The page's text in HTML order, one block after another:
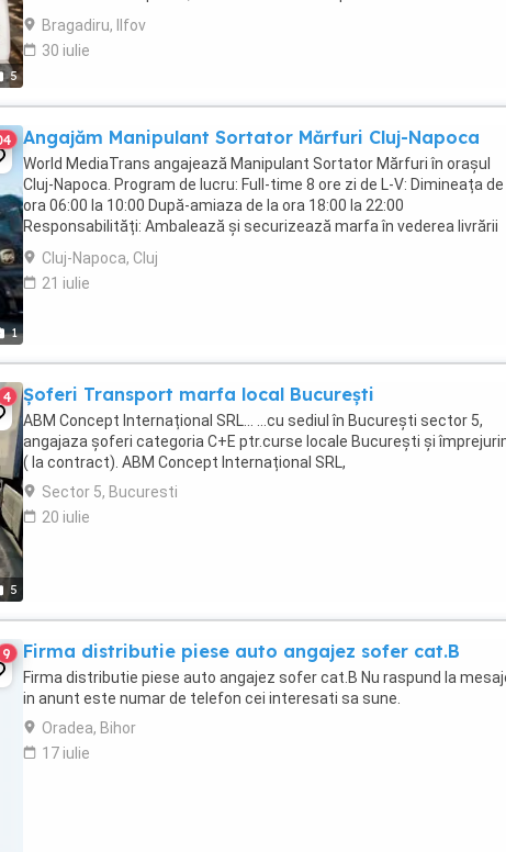
5
la ...
Bragadiru, Ilfov
30 iulie
1
Angajăm Manipulant Sortator Mărfuri Cluj-Napoca
World MediaTrans angajează Manipulant Sortator Mărfuri în orașul
Cluj-Napoca. Program de lucru: Full-time 8 ore zi de L-V: Dimineața de
ora 06:00 la 10:00 După-amiaza de la ora 18:00 la 22:00
Responsabilități: Ambalează și securizează marfa în vederea livrării
Introduce și eliberează marfa în din ...
Cluj-Napoca, Cluj
21 iulie
5
4 Șoferi Transport marfa local București
ABM Concept Internațional SRL... ...cu sediul în București sector 5,
angajaza șoferi categoria C+E ptr.curse locale București și
( la contract). ABM Concept Internațional SRL,
Sector 5, Bucuresti
20 iulie
9 Firma distributie piese auto angajez sofer cat.B
Firma distributie piese auto angajez sofer cat.B Nu raspund la
in anunt este numar de telefon cei interesati sa sune.
Oradea, Bihor
17 iulie